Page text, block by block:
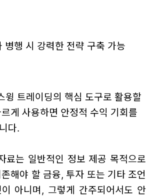
병행 시 강력한 전략 구축 가능
윙 트레이딩의 핵심 도구로 활용할
게 사용하면 안정적 수익 기회를
다.
료는 일반적인 정보 제공 목적으로
해야 할 금융, 투자 또는 기타 조언
아니며, 그렇게 간주되어서도 안